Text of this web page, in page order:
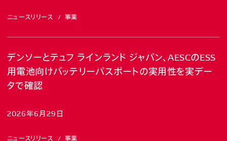
ニュースリリース 事業
デンソーとテュフ ラインランド ジャパン、AESCのESS
用電池向けバッテリーパスポートの実用性を実デー
タで確認
2026年6月29日
ニュースリリース 事業